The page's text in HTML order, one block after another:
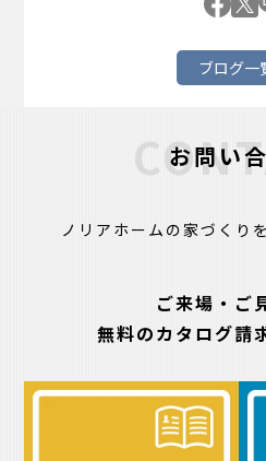
ブログ一
お問い
ノリアホームの家づくり
ご来場・ご
無料のカタログ請